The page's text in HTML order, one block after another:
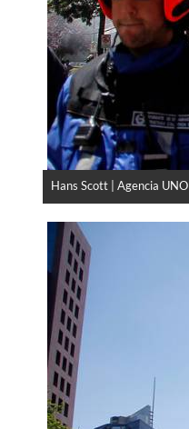
Hans Scott | Agencia UNO